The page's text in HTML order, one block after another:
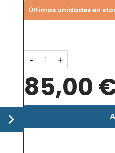
Últimas unidades en
- +
85,00